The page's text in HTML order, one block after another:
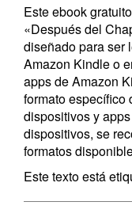
Este ebook
«Después del
diseñado para ser
Amazon Kindle o
apps de Amazon
formato específico
dispositivos y
dispositivos, se
formatos
Este texto está